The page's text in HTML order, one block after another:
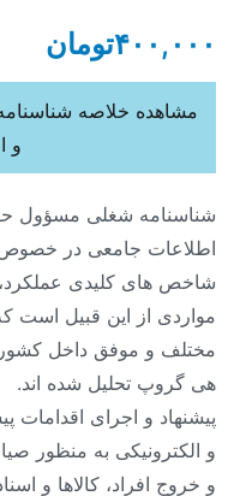
۴۰۰,۰۰۰تومان
شناسنامه شغلی مسؤول
اطلاعات جامعی در
شاخص های کلیدی
مواردی از این قبیل است
مختلف و موفق داخل
هی گروپ تحلیل شده اند.
پیشنهاد و اجرای اقدامات
و الکترونیکی به منظور
و خروج ‏افراد، کالاها و
مشاهده خلاصه
و